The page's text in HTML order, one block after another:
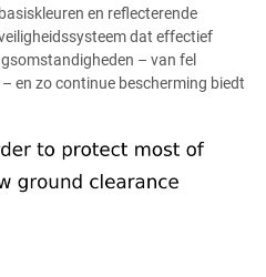
en reflecterende
dat effectief
– van fel
en zo continue bescherming biedt